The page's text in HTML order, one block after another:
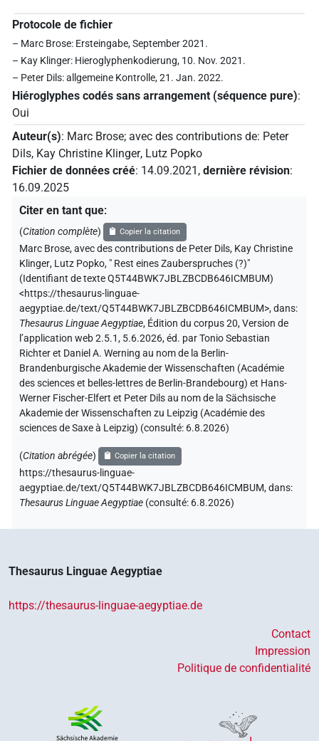
Protocole de fichier
– Marc Brose: Ersteingabe, September 2021.
– Kay Klinger: Hieroglyphenkodierung, 10. Nov. 2021.
– Peter Dils: allgemeine Kontrolle, 21. Jan. 2022.
Hiéroglyphes codés sans arrangement (séquence pure):
Oui
Auteur(s): Marc Brose; avec des contributions de: Peter
Dils, Kay Christine Klinger, Lutz Popko
Fichier de données créé: 14.09.2021 , dernière révision:
16.09.2025
Citer en tant que:
(Citation complète) Copier la citation
Marc Brose,avec des contributions de Peter Dils, Kay Christine
Klinger, Lutz Popko, " Rest eines Zauberspruches (?)"
(Identifiant de texte Q5T44BWK7JBLZBCDB646ICMBUM)
<https://thesaurus-linguae-
aegyptiae.de/text/Q5T44BWK7JBLZBCDB646ICMBUM>,dans:
Thesaurus Linguae Aegyptiae, Édition du corpus 20, Version de
l’application web 2.5.1, 5.6.2026, éd. par Tonio Sebastian
Richter et Daniel A. Werning au nom de la Berlin-
Brandenburgische Akademie der Wissenschaften (Académie
des sciences et belles-lettres de Berlin-Brandebourg) et Hans-
Werner Fischer-Elfert et Peter Dils au nom de la Sächsische
Akademie der Wissenschaften zu Leipzig (Académie des
sciences de Saxe à Leipzig) (consulté: 6.8.2026)
(Citation abrégée) Copier la citation
https://thesaurus-linguae-
aegyptiae.de/text/Q5T44BWK7JBLZBCDB646ICMBUM,dans:
Thesaurus Linguae Aegyptiae (consulté: 6.8.2026)
Thesaurus Linguae Aegyptiae
https://thesaurus-linguae-aegyptiae.de
Contact
Impression
Politique de confidentialité